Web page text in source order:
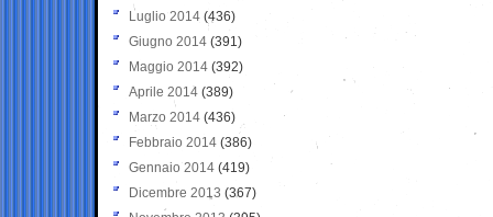
Luglio 2014 (436)
Giugno 2014 (391)
Maggio 2014 (392)
Aprile 2014 (389)
Marzo 2014 (436)
Febbraio 2014 (386)
Gennaio 2014 (419)
Dicembre 2013 (367)